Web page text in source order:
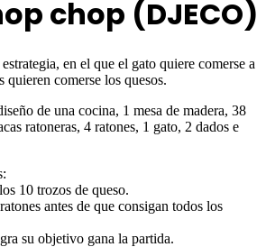
chop (DJECO)
en el que el gato quiere comerse a
quieren comerse los quesos.
de una cocina, 1 mesa de madera, 38
ratoneras, 4 ratones, 1 gato, 2 dados e
10 trozos de queso.
antes de que consigan todos los
su objetivo gana la partida.